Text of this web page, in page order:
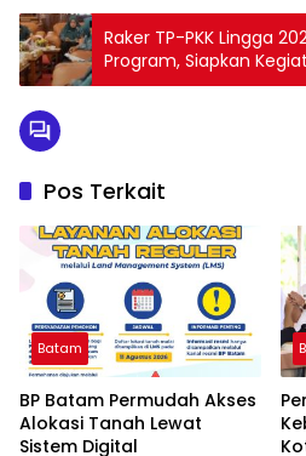
Raker TP-PKK Lingga
Program, Siapkan
Pos Terkait
Batam
BP Batam Permudah Akses
Alokasi Tanah Lewat
Sistem Digital